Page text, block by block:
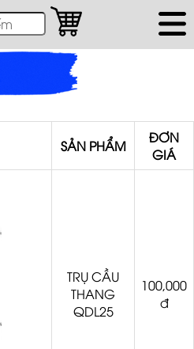
SẢN PHẨM
ĐƠN
GIÁ
TRỤ CẦU
THANG
QDL25
100,000
đ